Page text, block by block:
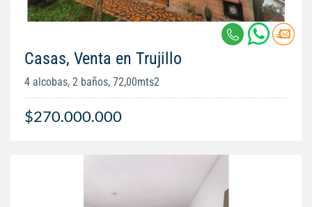
Casas, Venta en Trujillo
4 alcobas, 2 baños, 72,00mts2
$270.000.000